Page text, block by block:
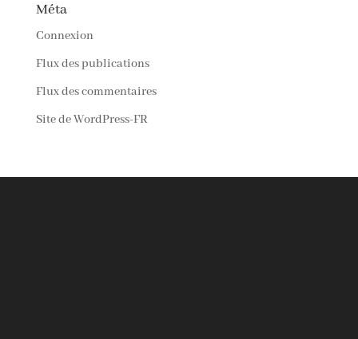
Méta
Connexion
Flux des publications
Flux des commentaires
Site de WordPress-FR